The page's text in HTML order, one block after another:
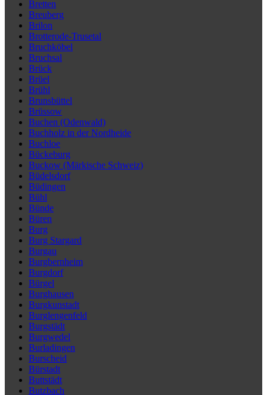
Bretten
Breuberg
Brilon
Brotterode-Trusetal
Bruchköbel
Bruchsal
Brück
Brüel
Brühl
Brunsbüttel
Brüssow
Buchen (Odenwald)
Buchholz in der Nordheide
Buchloe
Bückeburg
Buckow (Märkische Schweiz)
Büdelsdorf
Büdingen
Bühl
Bünde
Büren
Burg
Burg Stargard
Burgau
Burgbernheim
Burgdorf
Bürgel
Burghausen
Burgkunstadt
Burglengenfeld
Burgstädt
Burgwedel
Burladingen
Burscheid
Bürstadt
Buttstädt
Butzbach